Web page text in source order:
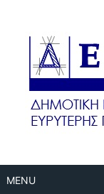
content
MENU